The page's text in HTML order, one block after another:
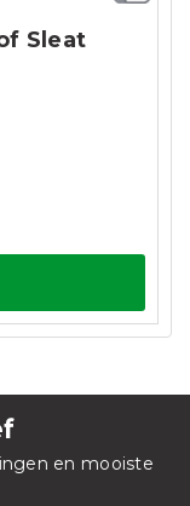
Sleat
en mooiste